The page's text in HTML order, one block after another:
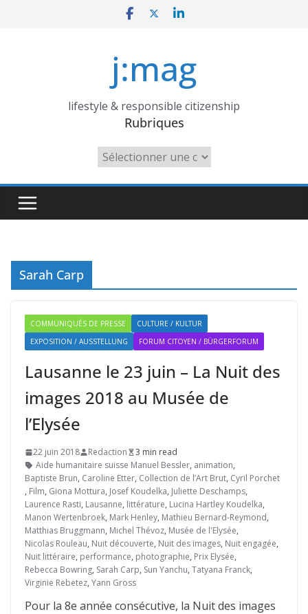
j:mag
lifestyle & responsible citizenship
Rubriques
Rubriques
Sarah Carp
COMMUNIQUÉS DE PRESSE
CULTURE / KULTUR
EXPOSITION / AUSSTELLUNG
FORUM CITOYEN / BÜRGERFORUM
Lausanne le 23 juin – La Nuit des
images 2018 au Musée de
l’Elysée
22 juin 2018 Redaction
3 min read
Aide humanitaire suisse Manuel Bessler, animation,
Baptiste Brun, Caroline Etter, Collection de l’Art Brut, Cyril Porchet
, Film, Giona Mottura, Josef Koudelka, Juliette Deschamps,
Laurence Rasti, Lausanne, littérature, Lucina Hartley Koudelka,
Manon Wertenbroek, Mark Henley, Mathieu Bernard-Reymond,
Matthias Bruggmann, Michel Thévoz, Musée de l'Elysée,
Nicolas Rouleau, Nuit découverte, Nuit des images, Nuit engagée,
Nuit littéraire, performance, photographie, Prix Elysée,
Rebecca Bowring, Sarah Carp, Sun Yanchu, Tatyana Franck,
Virginie Rebetez, Yann Gross
Pour la 8e année consécutive, la Nuit des images